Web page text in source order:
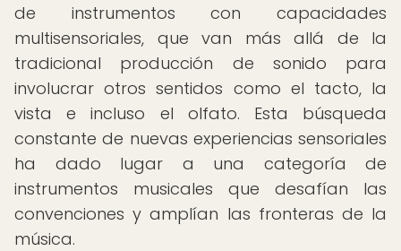
de instrumentos con capacidades
multisensoriales, que van más allá de la
tradicional producción de sonido para
involucrar otros sentidos como el tacto, la
vista e incluso el olfato. Esta búsqueda
constante de nuevas experiencias sensoriales
ha dado lugar a una categoría de
instrumentos musicales que desafían las
convenciones y amplían las fronteras de la
música.